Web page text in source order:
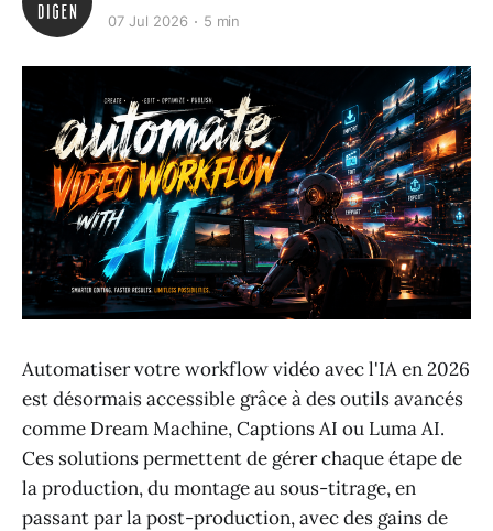
07 Jul 2026 5 min
Automatiser votre workflow vidéo avec l'IA en 2026
est désormais accessible grâce à des outils avancés
comme Dream Machine, Captions AI ou Luma AI.
Ces solutions permettent de gérer chaque étape de
la production, du montage au sous-titrage, en
passant par la post-production, avec des gains de